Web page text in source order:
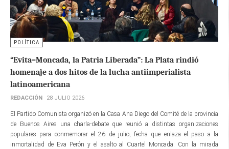
POLÍTICA
“Evita–Moncada, la Patria Liberada”: La Plata rindió
homenaje a dos hitos de la lucha antiimperialista
latinoamericana
REDACCIÓN 28 JULIO 2026
El Partido Comunista organizó en la Casa Ana Diego del Comité de la provincia
de Buenos Aires una charla-debate que reunió a distintas organizaciones
populares para conmemorar el 26 de julio, fecha que enlaza el paso a la
inmortalidad de Eva Perón y el asalto al Cuartel Moncada. Con la mirada